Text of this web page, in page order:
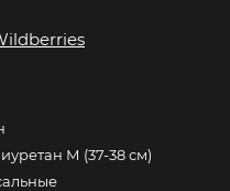
М (37-38 см)